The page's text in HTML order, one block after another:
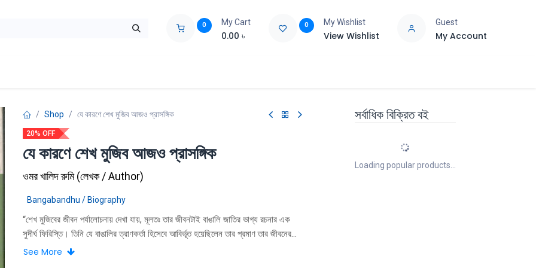
0 My Cart
0.00 ৳
0 My Wishlist
View Wishlist
Guest
My Account
Shop যে কারণে শেখ মুজিব আজও প্রাসঙ্গিক
20% OFF
যে কারণে শেখ মুজিব আজও প্রাসঙ্গিক
ওমর খালিদ রুমি(লেখক / Author)
Bangabandhu / Biography
“শেখ মুজিবের জীবন পর্যালোচনায় দেখা যায়, মূলতঃ তার জীবনটাই বাঙালি জাতির ভাগ্য রচনার এক
সুদীর্ঘ ফিরিস্তি। তিনি যে বাঙালির ত্রাণকর্তা হিসেবে আবির্ভূত হয়েছিলেন তার প্রমাণ তার জীবনের
প্রতিটি ঘটনা পরম্পরার মাঝেই সুস্পষ্ট। তিনি ছিলেন বাঙালির প্রাণের স্পন্দন। মুজিব মূলতঃ একটি
See More
সর্বাধিক বিক্রিত বই
Loading popular products...